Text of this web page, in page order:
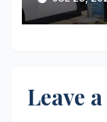
Griya
Leave